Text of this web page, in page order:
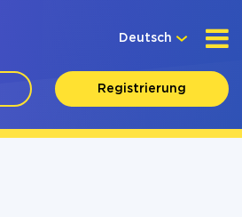
Deutsch
Registrierung